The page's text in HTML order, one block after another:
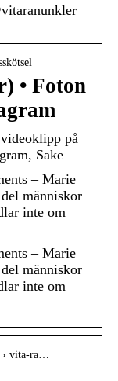
• Foton
på
Sake
– Marie
människor
inte om
– Marie
människor
inte om
› vita-ra…